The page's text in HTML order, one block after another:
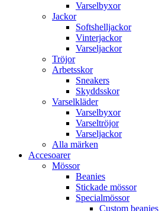
Varselbyxor
Jackor
Softshelljackor
Vinterjackor
Varseljackor
Tröjor
Arbetsskor
Sneakers
Skyddsskor
Varselkläder
Varselbyxor
Varseltröjor
Varseljackor
Alla märken
Accesoarer
Mössor
Beanies
Stickade mössor
Specialmössor
Custom beanies